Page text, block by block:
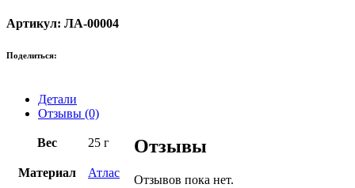
Артикул: ЛА-00004
Поделиться:
Детали
Отзывы (0)
Вес 25 г
Материал Атлас
Отзывы
Отзывов пока нет.